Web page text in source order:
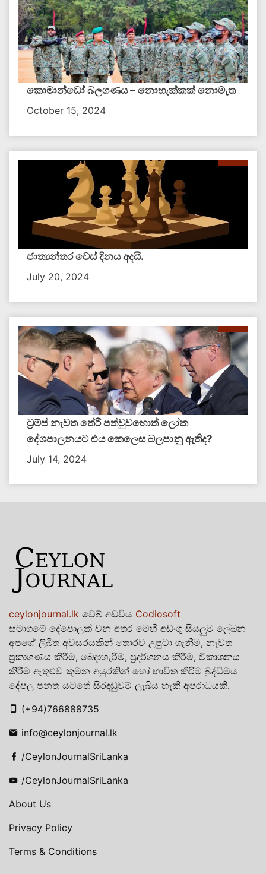
කොමාන්ඩෝ බලගණය – නොහැක්කක් නොමැත​
October 15, 2024
ජාත්‍යන්තර චෙස් දිනය අදයි.
July 20, 2024
ට්‍රම්ප් නැවත තේරී පත්වුවහොත් ලෝක
දේශපාලනයට එය කෙලෙස බලපානු ඇතිද​?
July 14, 2024
ceylonjournal.lk වෙබ් අඩවිය Codiosoft
සමාගමේ දේපොලක් වන අතර මෙහි අඩංගු සියලුම ලේඛන
අපගේ ලිඛිත අවසරයකින් තොරව උපුටා ගැනීම, නැවත
ප්‍රකාශණය කිරීම, බෙදාහැරීම, ප්‍රදර්ශනය කිරීම, විකාශනය
කිරීම ඇතුළුව කුමන අයුරකින් හෝ භාවිත කිරීම බුද්ධිමය
දේපල පනත යටතේ සිරදඬුවම් ලැබිය හැකි අපරාධයකි.
(+94)766888735
info@ceylonjournal.lk
/CeylonJournalSriLanka
/CeylonJournalSriLanka
About Us
Privacy Policy
Terms & Conditions